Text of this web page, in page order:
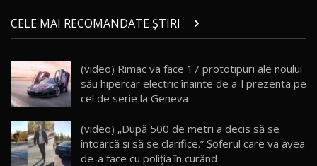
21
Micul BYD Dolphin Surf / Test Drive
AutoBlog.MD
16:59
22
Noua Mazda 6e / Test Drive AutoBlog.MD
26:59
23
Lynk & Co 01 / Test Drive AutoBlog.MD
25:19
CELE MAI RECOMANDATE ȘTIRI
(video) Rimac va face 17 prototipuri ale noului
său hipercar electric înainte de a-l prezenta pe
cel de serie la Geneva
(video) „După 500 de metri a decis să se
întoarcă și să se clarifice.” Şoferul care va avea
de-a face cu poliţia în curând